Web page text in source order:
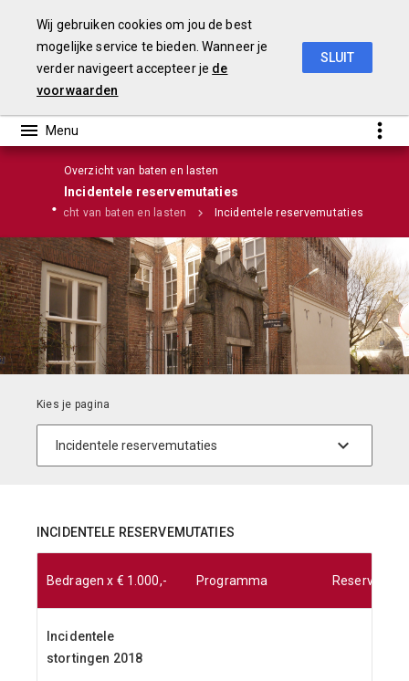
Infographic
Overzicht van baten en lasten
Incidentele reservemutaties
Overzicht van baten en lasten Incidentele reservemutaties
INCIDENTELE RESERVEMUTATIES
Bedragen x € 1.000,- Programma Reserve
Incidentele
stortingen 2018
Wij gebruiken cookies om jou de best
mogelijke service te bieden. Wanneer je
verder navigeert accepteer je de
voorwaarden
SLUIT